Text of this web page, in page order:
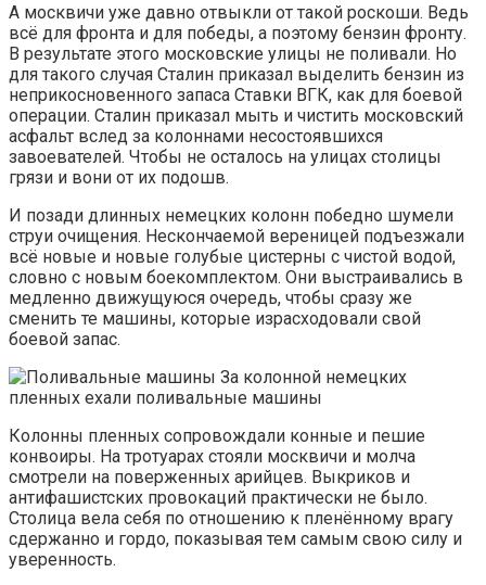
А москвичи уже давно отвыкли от такой роскоши. Ведь
всё для фронта и для победы, а поэтому бензин фронту.
В результате этого московские улицы не поливали. Но
для такого случая Сталин приказал выделить бензин из
неприкосновенного запаса Ставки ВГК, как для боевой
операции. Сталин приказал мыть и чистить московский
асфальт вслед за колоннами несостоявшихся
завоевателей. Чтобы не осталось на улицах столицы
грязи и вони от их подошв.
И позади длинных немецких колонн победно шумели
струи очищения. Нескончаемой вереницей подъезжали
всё новые и новые голубые цистерны с чистой водой,
словно с новым боекомплектом. Они выстраивались в
медленно движущуюся очередь, чтобы сразу же
сменить те машины, которые израсходовали свой
боевой запас.
За колонной немецких
пленных ехали поливальные машины
Колонны пленных сопровождали конные и пешие
конвоиры. На тротуарах стояли москвичи и молча
смотрели на поверженных арийцев. Выкриков и
антифашистских провокаций практически не было.
Столица вела себя по отношению к пленённому врагу
сдержанно и гордо, показывая тем самым свою силу и
уверенность.